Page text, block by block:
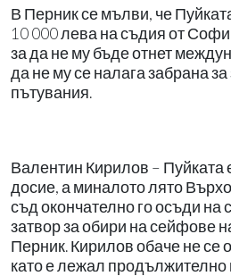
В Перник се мълви, че
10 000 лева на съдия от
за да не му бъде отнет
да не му се налага забрана
пътувания.
Валентин Кирилов – Пуйката
досие, а миналото лято
съд окончателно го осъди на
затвор за обири на сейфове
Перник. Кирилов обаче не се
като е лежал продължително